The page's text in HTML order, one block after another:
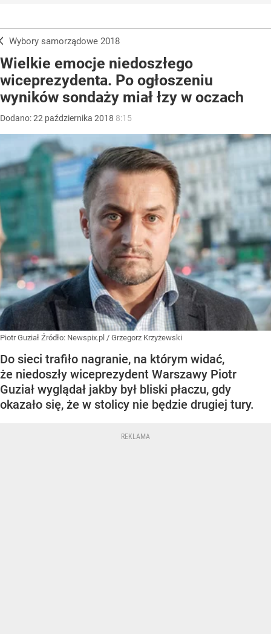
Wybory samorządowe 2018
Wielkie emocje niedoszłego
wiceprezydenta. Po ogłoszeniu
wyników sondaży miał łzy w oczach
Dodano:22 października 2018 8:15
Piotr Guział Źródło: Newspix.pl / Grzegorz Krzyżewski
Do sieci trafiło nagranie, na którym widać,
że niedoszły wiceprezydent Warszawy Piotr
Guział wyglądał jakby był bliski płaczu, gdy
okazało się, że w stolicy nie będzie drugiej tury.